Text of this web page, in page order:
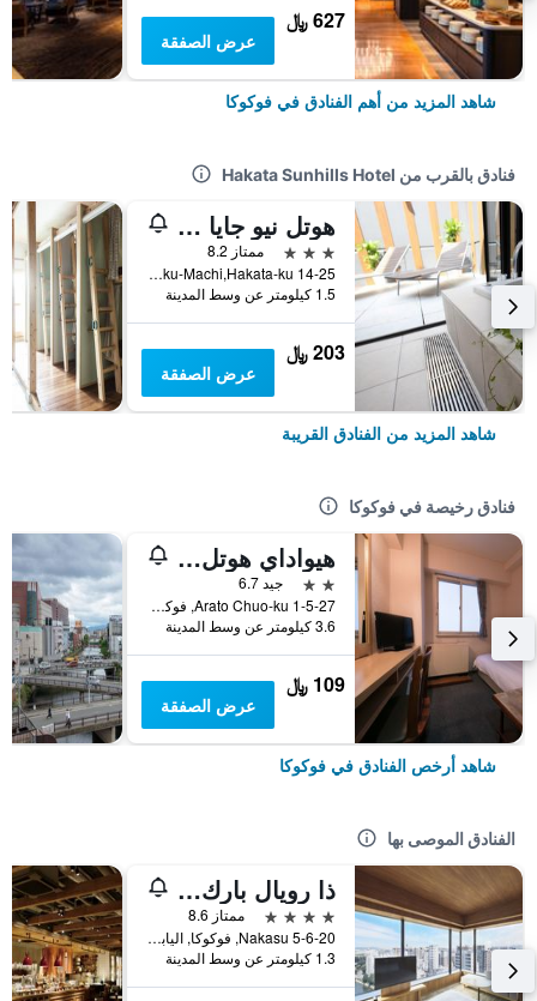
627 ﷼
عرض الصفقة
شاهد المزيد من أهم الفنادق في فوكوكا
فنادق بالقرب من Hakata Sunhills Hotel
هوتل نيو جايا هاكاتا ميسيمينامي
3 نجوم
ممتاز 8.2
14-25 Kamigofuku-Machi,Hakata-ku, فوكوكا, اليابان
1.5 كيلومتر عن وسط المدينة
203 ﷼
عرض الصفقة
شاهد المزيد من الفنادق القريبة
فنادق رخيصة في فوكوكا
هيواداي هوتل أراتو
2 نجمتين
جيد 6.7
1-5-27 Arato Chuo-ku, فوكوكا, اليابان
3.6 كيلومتر عن وسط المدينة
109 ﷼
عرض الصفقة
شاهد أرخص الفنادق في فوكوكا
الفنادق الموصى بها
ذا رويال بارك كانفاس فوكوكا ناكاسو
4 نجوم
ممتاز 8.6
5-6-20 Nakasu, فوكوكا, اليابان
1.3 كيلومتر عن وسط المدينة